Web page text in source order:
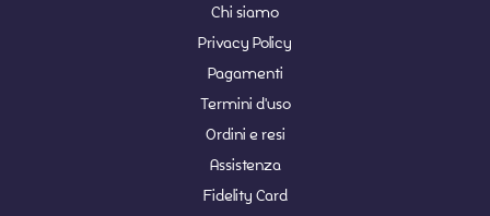
Chi siamo
Privacy Policy
Pagamenti
Termini d'uso
Ordini e resi
Assistenza
Fidelity Card